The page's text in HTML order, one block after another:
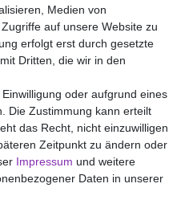
(auch Samstags)
AGB
Medien von
auf unsere Website zu
erfolgt erst durch gesetzte
Dritten, die wir in den
oder aufgrund eines
Die Zustimmung kann erteilt
das Recht, nicht einzuwilligen
Zeitpunkt zu ändern oder
Impressum und weitere
Daten in unserer